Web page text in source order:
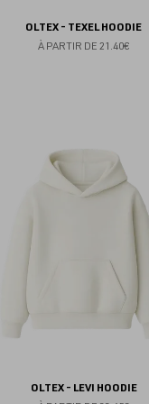
OLTEX - TEXEL HOODIE
À PARTIR DE 21.40€
OLTEX - LEVI HOODIE